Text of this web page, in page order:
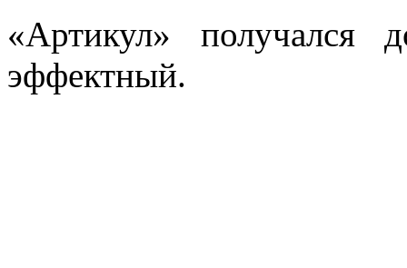
«Артикул» получался
эффектный.